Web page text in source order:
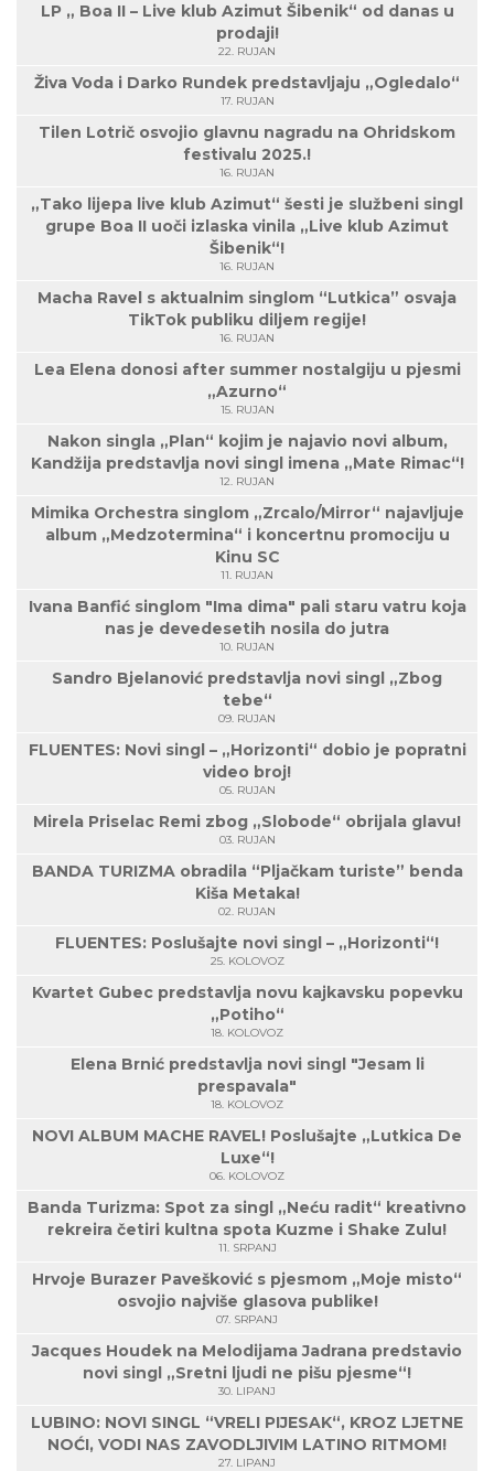
LP „ Boa II – Live klub Azimut Šibenik“ od danas u
prodaji!
22. RUJAN
Živa Voda i Darko Rundek predstavljaju „Ogledalo“
17. RUJAN
Tilen Lotrič osvojio glavnu nagradu na Ohridskom
festivalu 2025.!
16. RUJAN
„Tako lijepa live klub Azimut“ šesti je službeni singl
grupe Boa II uoči izlaska vinila „Live klub Azimut
Šibenik“!
16. RUJAN
Macha Ravel s aktualnim singlom “Lutkica” osvaja
TikTok publiku diljem regije!
16. RUJAN
Lea Elena donosi after summer nostalgiju u pjesmi
„Azurno“
15. RUJAN
Nakon singla „Plan“ kojim je najavio novi album,
Kandžija predstavlja novi singl imena „Mate Rimac“!
12. RUJAN
Mimika Orchestra singlom „Zrcalo/Mirror“ najavljuje
album „Medzotermina“ i koncertnu promociju u
Kinu SC
11. RUJAN
Ivana Banfić singlom "Ima dima" pali staru vatru koja
nas je devedesetih nosila do jutra
10. RUJAN
Sandro Bjelanović predstavlja novi singl „Zbog
tebe“
09. RUJAN
FLUENTES: Novi singl – „Horizonti“ dobio je popratni
video broj!
05. RUJAN
Mirela Priselac Remi zbog „Slobode“ obrijala glavu!
03. RUJAN
BANDA TURIZMA obradila “Pljačkam turiste” benda
Kiša Metaka!
02. RUJAN
FLUENTES: Poslušajte novi singl – „Horizonti“!
25. KOLOVOZ
Kvartet Gubec predstavlja novu kajkavsku popevku
„Potiho“
18. KOLOVOZ
Elena Brnić predstavlja novi singl "Jesam li
prespavala"
18. KOLOVOZ
NOVI ALBUM MACHE RAVEL! Poslušajte „Lutkica De
Luxe“!
06. KOLOVOZ
Banda Turizma: Spot za singl „Neću radit“ kreativno
rekreira četiri kultna spota Kuzme i Shake Zulu!
11. SRPANJ
Hrvoje Burazer Pavešković s pjesmom „Moje misto“
osvojio najviše glasova publike!
07. SRPANJ
Jacques Houdek na Melodijama Jadrana predstavio
novi singl „Sretni ljudi ne pišu pjesme“!
30. LIPANJ
LUBINO: NOVI SINGL “VRELI PIJESAK“, KROZ LJETNE
NOĆI, VODI NAS ZAVODLJIVIM LATINO RITMOM!
27. LIPANJ